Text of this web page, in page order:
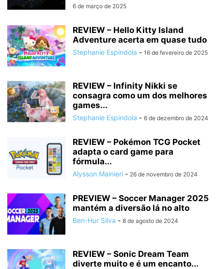
6 de março de 2025
REVIEW – Hello Kitty Island
Adventure acerta em quase tudo
Stephanie Espindola - 16 de fevereiro de 2025
REVIEW – Infinity Nikki se
consagra como um dos melhores
games...
Stephanie Espindola - 6 de dezembro de 2024
REVIEW – Pokémon TCG Pocket
adapta o card game para
fórmula...
Alysson Mainieri - 26 de novembro de 2024
PREVIEW – Soccer Manager 2025
mantém a diversão lá no alto
Ben-Hur Silva - 8 de agosto de 2024
REVIEW – Sonic Dream Team
diverte muito e é um encanto...